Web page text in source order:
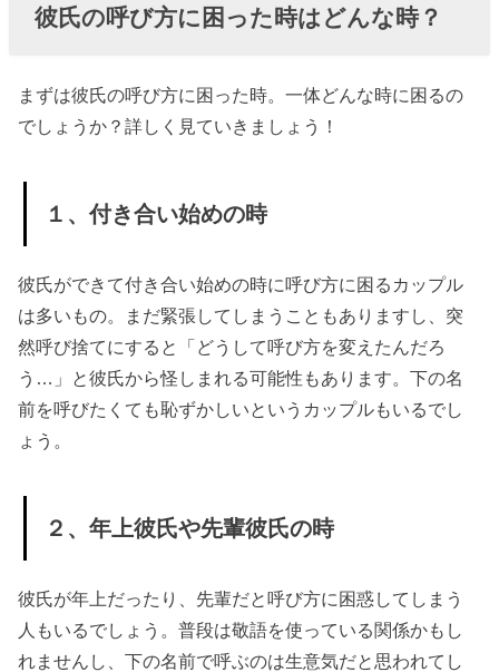
や先輩
時
» ３、人
› タイミングは
» １、交
際が決
まった
時
マンネ
リ化し
時
» ３、場
彼氏の呼び方に困った時はどんな時？
まずは彼氏の呼び方に困った時。一体どんな時に困るの
でしょうか？詳しく見ていきましょう！
１、付き合い始めの時
彼氏ができて付き合い始めの時に呼び方に困るカップル
は多いもの。まだ緊張してしまうこともありますし、突
然呼び捨てにすると「どうして呼び方を変えたんだろ
う…」と彼氏から怪しまれる可能性もあります。下の名
前を呼びたくても恥ずかしいというカップルもいるでし
ょう。
２、年上彼氏や先輩彼氏の時
彼氏が年上だったり、先輩だと呼び方に困惑してしまう
人もいるでしょう。普段は敬語を使っている関係かもし
れませんし、下の名前で呼ぶのは生意気だと思われてし